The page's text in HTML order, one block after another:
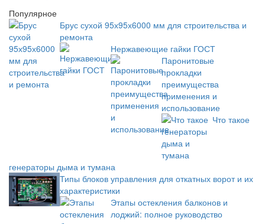
Популярное
Брус сухой 95х95х6000 мм для строительства и
ремонта
Нержавеющие гайки ГОСТ
Паронитовые
прокладки
преимущества
применения и
использование
Что такое
генераторы дыма и тумана
Типы блоков управления для откатных ворот и их
характеристики
Этапы остекления балконов и
лоджий: полное руководство